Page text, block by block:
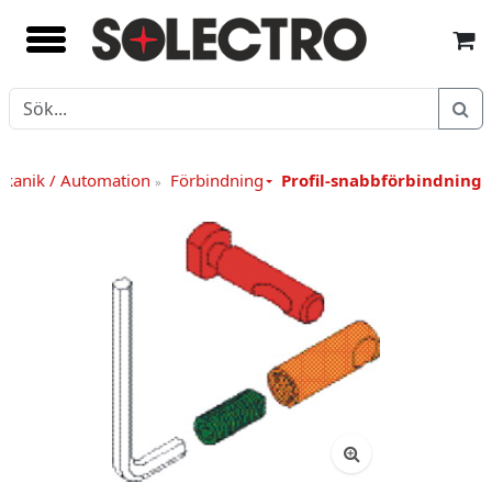
/ Automation » Förbindning Profil-snabbförbindning